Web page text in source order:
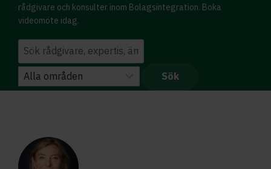
rådgivare och konsulter inom Bolagsintegration. Boka
videomöte idag.